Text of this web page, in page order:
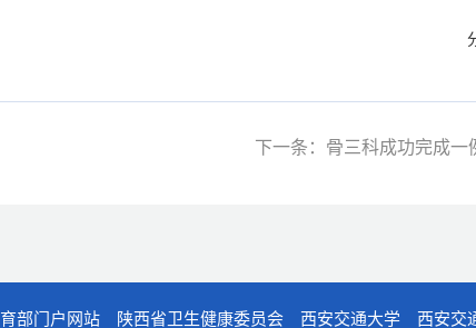
下一条：骨三科成功完成
部门户网站 陕西省卫生健康委员会 西安交通大学 西安交